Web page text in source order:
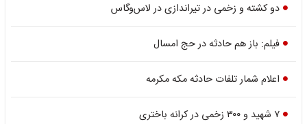
دو کشته و زخمی در تیراندازی در لاس‌وگاس
فیلم: باز هم حادثه در حج امسال
اعلام شمار تلفات حادثه مکه مکرمه
۷ شهید و ۳۰۰ زخمی در کرانه باختری